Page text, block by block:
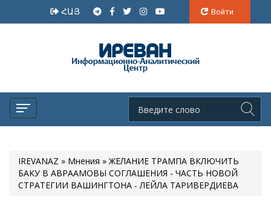
ՀԱՅ Войти
IREVANAZ » Мнения » ЖЕЛАНИЕ ТРАМПА ВКЛЮЧИТЬ
БАКУ В АВРААМОВЫ СОГЛАШЕНИЯ - ЧАСТЬ НОВОЙ
СТРАТЕГИИ ВАШИНГТОНА - ЛЕЙЛА ТАРИВЕРДИЕВА